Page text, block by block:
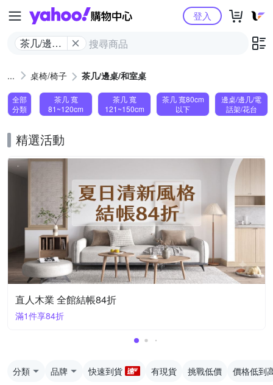
Yahoo購物中心
茶几/邊桌/
登入
桌椅/椅子 茶几/邊桌/和室桌
全部
分類
茶几 寬
81~120cm
茶几 寬
121~150cm
茶几 寬80cm
以下
邊桌/邊几/電
話架/花台
精選活動
直人木業 全館結帳84折
滿1件享84折
分類 品牌 快速到貨 有現貨 挑戰低價 價格低到